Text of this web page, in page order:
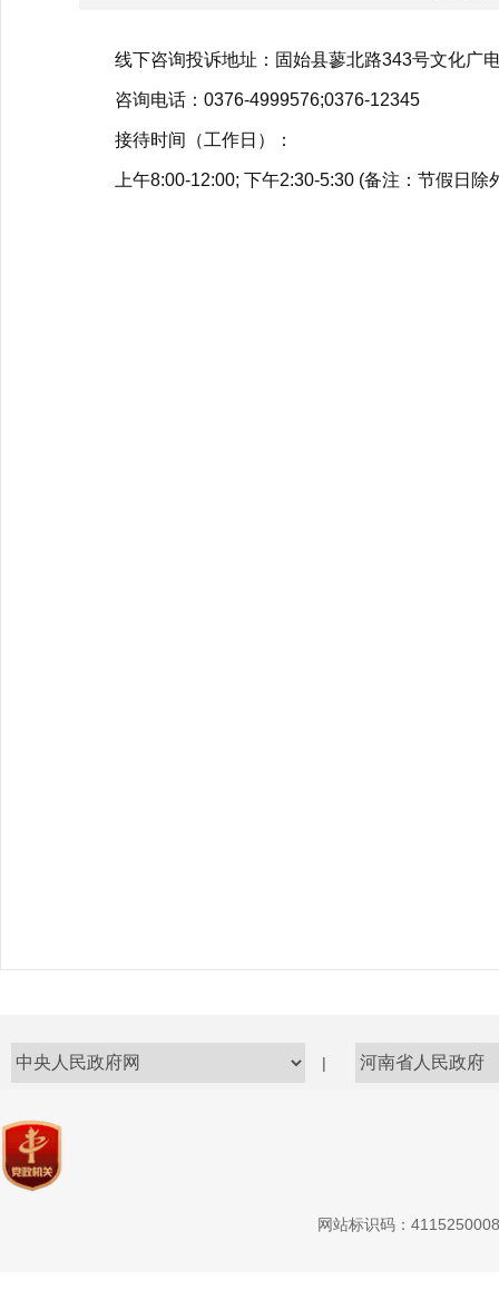
线下咨询投诉地址：固始县蓼北路343号文化广
咨询电话：0376-4999576;0376-12345
接待时间（工作日）：
上午8:00-12:00; 下午2:30-5:30 (备注：节假日除
|
网站标识码：4115250008